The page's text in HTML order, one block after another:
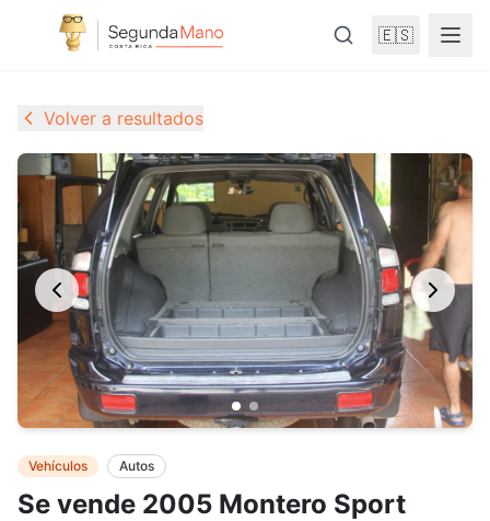
🇪🇸
Volver a resultados
Se vende 2005 Montero Sport
Vehículos Autos